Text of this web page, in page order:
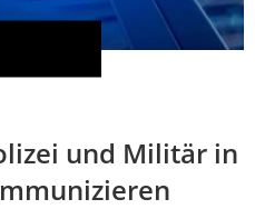
und Militär in